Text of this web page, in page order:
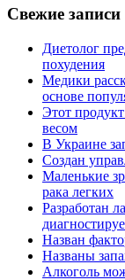
Свежие записи
Диетолог
похудения
Медики
основе
Этот
весом
В Украине
Создан
Маленькие
рака легких
Разработан
Назван
Названы
Алкоголь